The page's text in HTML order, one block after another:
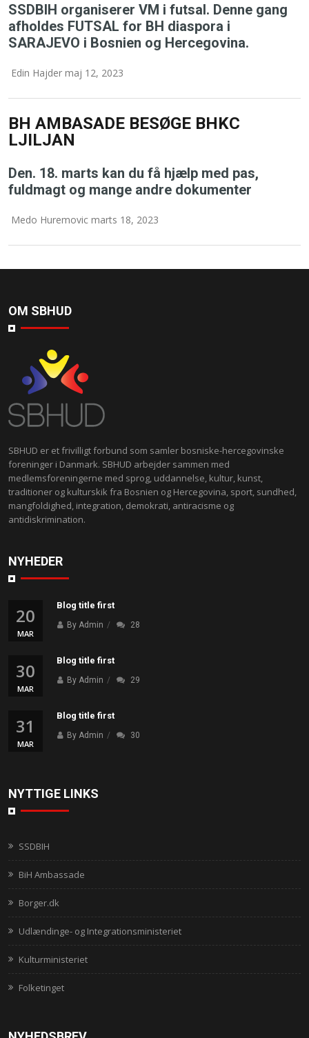
SSDBIH organiserer VM i futsal. Denne gang
afholdes FUTSAL for BH diaspora i
SARAJEVO i Bosnien og Hercegovina.
Edin Hajder maj 12, 2023
BH AMBASADE BESØGE BHKC
LJILJAN
Den. 18. marts kan du få hjælp med pas,
fuldmagt og mange andre dokumenter
Medo Huremovic marts 18, 2023
OM SBHUD
SBHUD er et frivilligt forbund som samler bosniske-hercegovinske
foreninger i Danmark. SBHUD arbejder sammen med
medlemsforeningerne med sprog, uddannelse, kultur, kunst,
traditioner og kulturskik fra Bosnien og Hercegovina, sport, sundhed,
mangfoldighed, integration, demokrati, antiracisme og
antidiskrimination.
NYHEDER
20
MAR
Blog title first
By Admin 28
30
MAR
Blog title first
By Admin 29
31
MAR
Blog title first
By Admin 30
NYTTIGE LINKS
SSDBIH
BiH Ambassade
Borger.dk
Udlændinge- og Integrationsministeriet
Kulturministeriet
Folketinget